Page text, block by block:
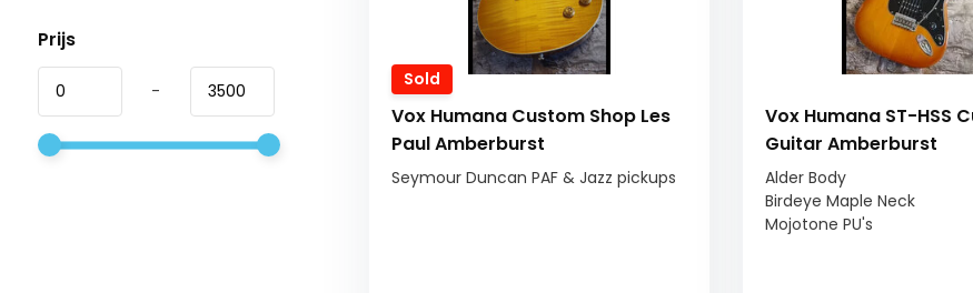
Prijs
-
Sold
Vox Humana Custom Shop Les
Paul Amberburst
Seymour Duncan PAF & Jazz pickups
Vox Humana ST-HSS
Guitar Amberburst
Alder Body
Birdeye Maple Neck
Mojotone PU's